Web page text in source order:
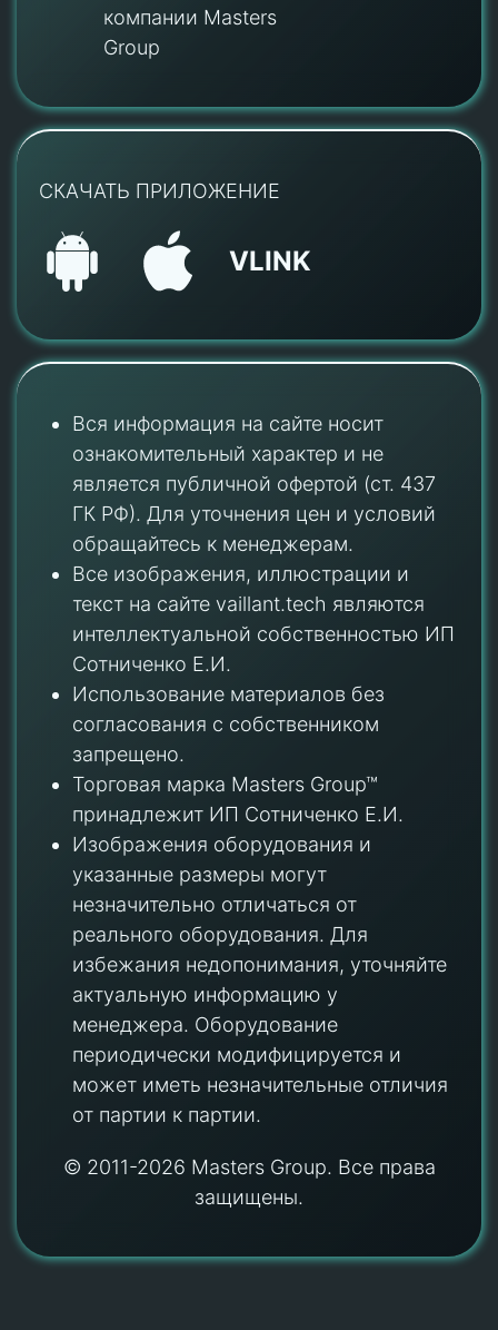
компании Masters
Group
СКАЧАТЬ ПРИЛОЖЕНИЕ
VLINK
Вся информация на сайте носит
ознакомительный характер и не
является публичной офертой (ст. 437
ГК РФ). Для уточнения цен и условий
обращайтесь к менеджерам.
Все изображения, иллюстрации и
текст на сайте vaillant.tech являются
интеллектуальной собственностью ИП
Сотниченко Е.И.
Использование материалов без
согласования с собственником
запрещено.
Торговая марка Masters Group™
принадлежит ИП Сотниченко Е.И.
Изображения оборудования и
указанные размеры могут
незначительно отличаться от
реального оборудования. Для
избежания недопонимания, уточняйте
актуальную информацию у
менеджера. Оборудование
периодически модифицируется и
может иметь незначительные отличия
от партии к партии.
© 2011-2026 Masters Group. Все права
защищены.